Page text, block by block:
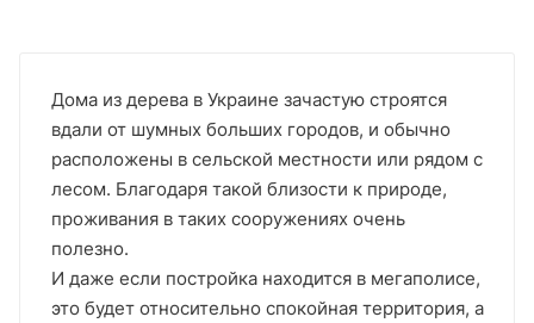
Дома из дерева в Украине зачастую строятся
вдали от шумных больших городов, и обычно
расположены в сельской местности или рядом с
лесом. Благодаря такой близости к природе,
проживания в таких сооружениях очень
полезно.
И даже если постройка находится в мегаполисе,
это будет относительно спокойная территория, а